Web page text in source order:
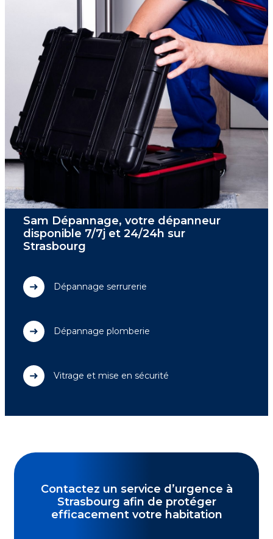
Sam Dépannage, votre dépanneur
disponible 7/7j et 24/24h sur
Strasbourg
Dépannage serrurerie
Dépannage plomberie
Vitrage et mise en sécurité
Contactez un service d’urgence à
Strasbourg afin de protéger
efficacement votre habitation